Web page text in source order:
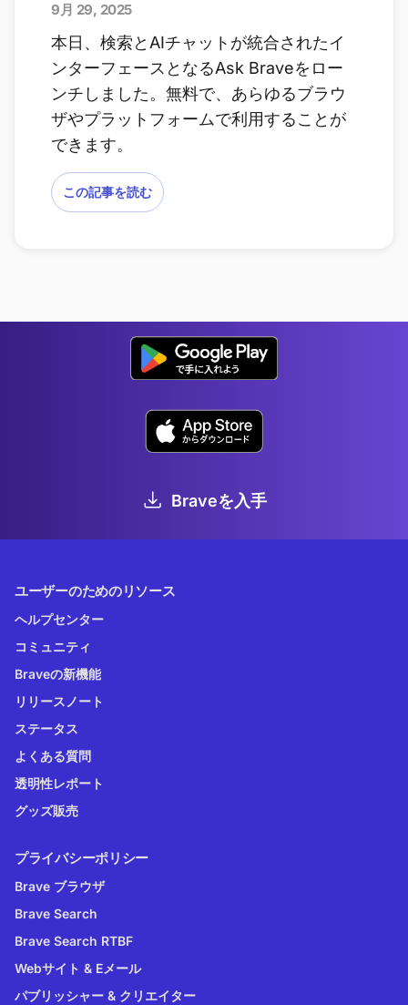
9月 29, 2025
本日、検索とAIチャットが統合されたイ
ンターフェースとなるAsk Braveをロー
ンチしました。無料で、あらゆるブラウ
ザやプラットフォームで利用することが
できます。
この記事を読む
Braveを入手
ユーザーのためのリソース
ヘルプセンター
コミュニティ
Braveの新機能
リリースノート
ステータス
よくある質問
透明性レポート
グッズ販売
プライバシーポリシー
Brave ブラウザ
Brave Search
Brave Search RTBF
Webサイト & Eメール
パブリッシャー & クリエイター